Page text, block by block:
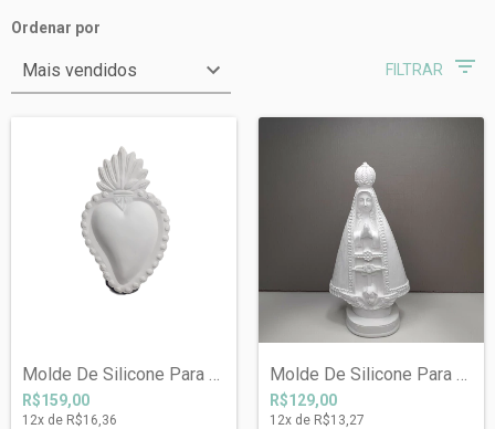
Ordenar por
FILTRAR
R$159,00
12x de R$16,36
Molde De Silicone Para Nossa Senhora Apa...
R$129,00
12x de R$13,27